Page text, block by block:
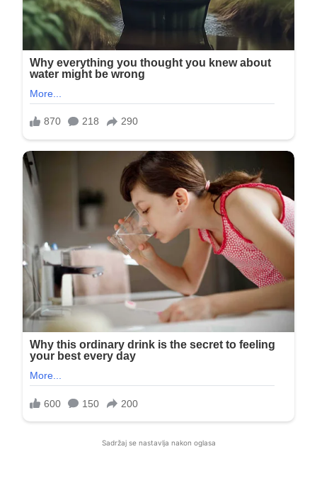
Sadržaj se nastavlja nakon oglasa